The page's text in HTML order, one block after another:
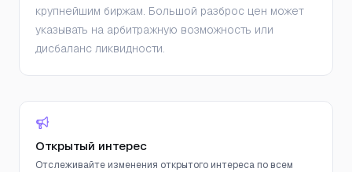
крупнейшим биржам. Большой разброс цен может
указывать на арбитражную возможность или
дисбаланс ликвидности.
Открытый интерес
Отслеживайте изменения открытого интереса по всем